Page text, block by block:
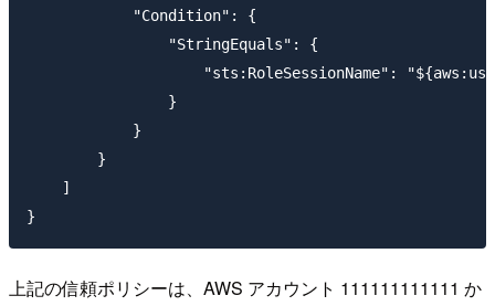
            "Condition": {
                "StringEquals": {
"sts:RoleSessionName":
                }
            }
        }
    ]
上記の信頼ポリシーは、AWS アカウント 111111111111 か